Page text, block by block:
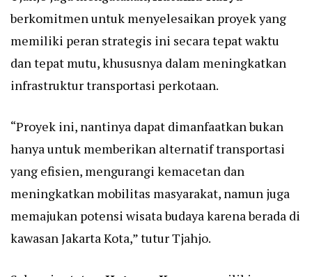
berkomitmen untuk menyelesaikan proyek yang
memiliki peran strategis ini secara tepat waktu
dan tepat mutu, khususnya dalam meningkatkan
infrastruktur transportasi perkotaan.
“Proyek ini, nantinya dapat dimanfaatkan bukan
hanya untuk memberikan alternatif transportasi
yang efisien, mengurangi kemacetan dan
meningkatkan mobilitas masyarakat, namun juga
memajukan potensi wisata budaya karena berada di
kawasan Jakarta Kota,” tutur Tjahjo.